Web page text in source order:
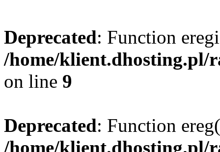
Deprecated: Function
/home/klient.dhosting.pl/
on line 9
Deprecated: Function
/home/klient.dhosting.pl/